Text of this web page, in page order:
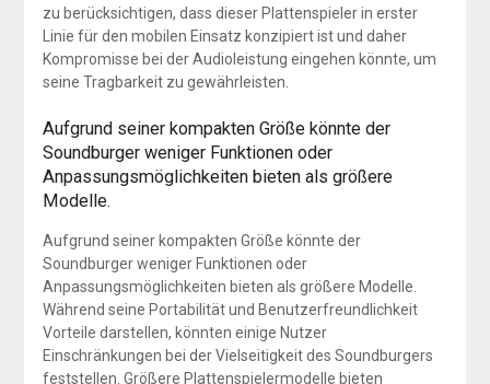
zu berücksichtigen, dass dieser Plattenspieler in erster
Linie für den mobilen Einsatz konzipiert ist und daher
Kompromisse bei der Audioleistung eingehen könnte, um
seine Tragbarkeit zu gewährleisten.
Aufgrund seiner kompakten Größe könnte der
Soundburger weniger Funktionen oder
Anpassungsmöglichkeiten bieten als größere
Modelle.
Aufgrund seiner kompakten Größe könnte der
Soundburger weniger Funktionen oder
Anpassungsmöglichkeiten bieten als größere Modelle.
Während seine Portabilität und Benutzerfreundlichkeit
Vorteile darstellen, könnten einige Nutzer
Einschränkungen bei der Vielseitigkeit des Soundburgers
feststellen. Größere Plattenspielermodelle bieten